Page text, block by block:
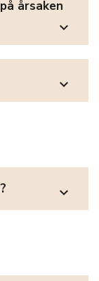
årsaken
expand_more
expand_more
expand_more